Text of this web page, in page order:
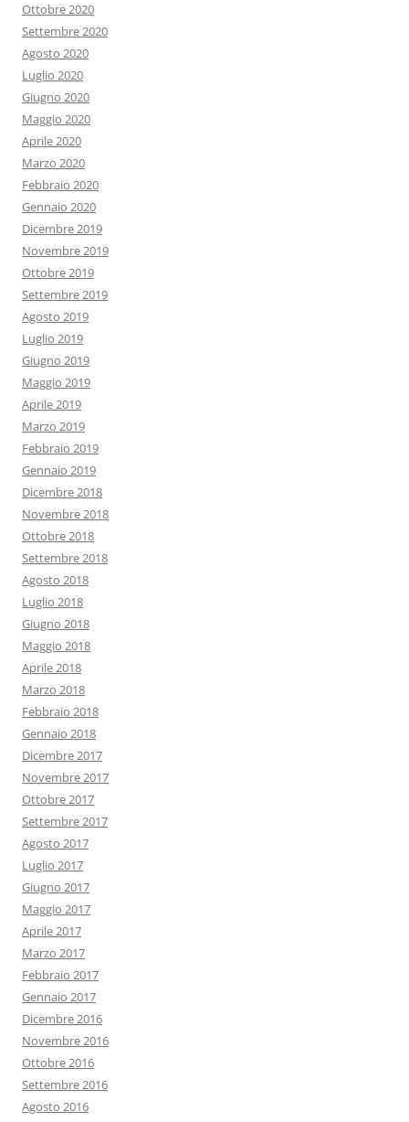
Ottobre 2020
Settembre 2020
Agosto 2020
Luglio 2020
Giugno 2020
Maggio 2020
Aprile 2020
Marzo 2020
Febbraio 2020
Gennaio 2020
Dicembre 2019
Novembre 2019
Ottobre 2019
Settembre 2019
Agosto 2019
Luglio 2019
Giugno 2019
Maggio 2019
Aprile 2019
Marzo 2019
Febbraio 2019
Gennaio 2019
Dicembre 2018
Novembre 2018
Ottobre 2018
Settembre 2018
Agosto 2018
Luglio 2018
Giugno 2018
Maggio 2018
Aprile 2018
Marzo 2018
Febbraio 2018
Gennaio 2018
Dicembre 2017
Novembre 2017
Ottobre 2017
Settembre 2017
Agosto 2017
Luglio 2017
Giugno 2017
Maggio 2017
Aprile 2017
Marzo 2017
Febbraio 2017
Gennaio 2017
Dicembre 2016
Novembre 2016
Ottobre 2016
Settembre 2016
Agosto 2016